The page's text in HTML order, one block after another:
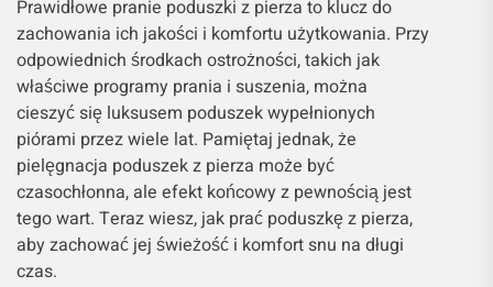
Prawidłowe pranie poduszki z pierza to klucz do
zachowania ich jakości i komfortu użytkowania. Przy
odpowiednich środkach ostrożności, takich jak
właściwe programy prania i suszenia, można
cieszyć się luksusem poduszek wypełnionych
piórami przez wiele lat. Pamiętaj jednak, że
pielęgnacja poduszek z pierza może być
czasochłonna, ale efekt końcowy z pewnością jest
tego wart. Teraz wiesz, jak prać poduszkę z pierza,
aby zachować jej świeżość i komfort snu na długi
czas.